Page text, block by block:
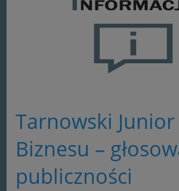
Tarnowski Junior
Biznesu –
publiczności